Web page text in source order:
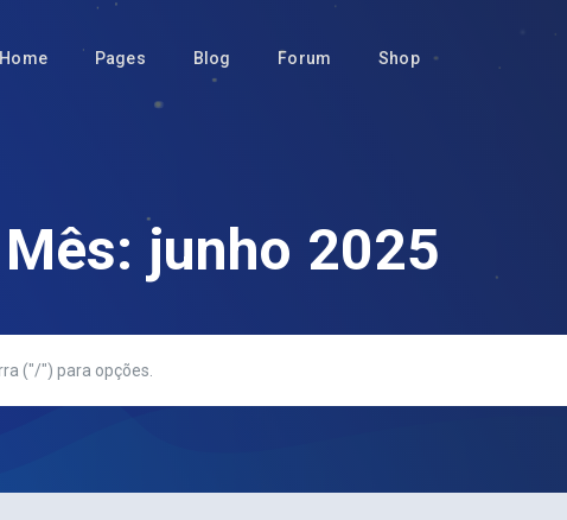
Home Pages Blog Forum Shop
Mês: junho 2025